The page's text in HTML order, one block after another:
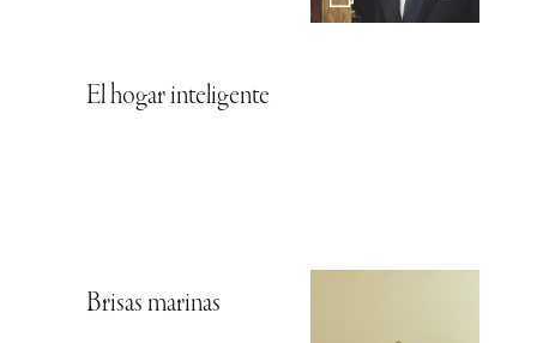
El hogar inteligente
Brisas marinas